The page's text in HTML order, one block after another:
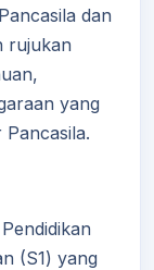
dan
rujukan
yang
(S1) yang